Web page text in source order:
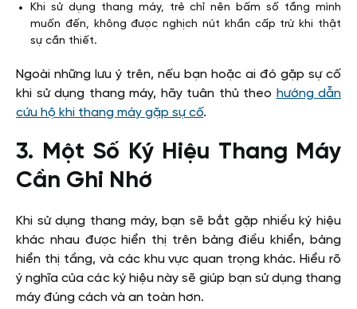
Khi sử dụng thang máy, trẻ chỉ nên bấm số tầng mình
muốn đến, không được nghịch nút khẩn cấp trừ khi thật
sự cần thiết.
Ngoài những lưu ý trên, nếu bạn hoặc ai đó gặp sự cố
khi sử dụng thang máy, hãy tuân thủ theo hướng dẫn
cứu hộ khi thang máy gặp sự cố.
3. Một Số Ký Hiệu Thang Máy
Cần Ghi Nhớ
Khi sử dụng thang máy, bạn sẽ bắt gặp nhiều ký hiệu
khác nhau được hiển thị trên bảng điều khiển, bảng
hiển thị tầng, và các khu vực quan trọng khác. Hiểu rõ
ý nghĩa của các ký hiệu này sẽ giúp bạn sử dụng thang
máy đúng cách và an toàn hơn.